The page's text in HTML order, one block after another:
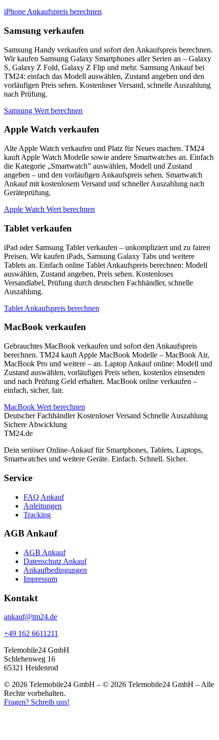
iPhone Ankaufspreis berechnen
Samsung verkaufen
Samsung Handy verkaufen und sofort den Ankaufspreis berechnen.
Wir kaufen Samsung Galaxy Smartphones aller Serien an – Galaxy
S, Galaxy Z Fold, Galaxy Z Flip und mehr. Samsung Ankauf bei
TM24: einfach das Modell auswählen, Zustand angeben und den
vorläufigen Preis sehen. Kostenloser Versand, schnelle Auszahlung
nach Prüfung.
Samsung Wert berechnen
Apple Watch verkaufen
Alte Apple Watch verkaufen und Platz für Neues machen. TM24
kauft Apple Watch Modelle sowie andere Smartwatches an. Einfach
die Kategorie „Smartwatch” auswählen, Modell und Zustand
angeben – und den vorläufigen Ankaufspreis sehen. Smartwatch
Ankauf mit kostenlosem Versand und schneller Auszahlung nach
Geräteprüfung.
Apple Watch Wert berechnen
Tablet verkaufen
iPad oder Samsung Tablet verkaufen – unkompliziert und zu fairen
Preisen. Wir kaufen iPads, Samsung Galaxy Tabs und weitere
Tablets an. Einfach online Tablet Ankaufspreis berechnen: Modell
auswählen, Zustand angeben, Preis sehen. Kostenloses
Versandlabel, Prüfung durch deutschen Fachhändler, schnelle
Auszahlung.
Tablet Ankaufspreis berechnen
MacBook verkaufen
Gebrauchtes MacBook verkaufen und sofort den Ankaufspreis
berechnen. TM24 kauft Apple MacBook Modelle – MacBook Air,
MacBook Pro und weitere – an. Laptop Ankauf online: Modell und
Zustand auswählen, vorläufigen Preis sehen, kostenlos einsenden
und nach Prüfung Geld erhalten. MacBook online verkaufen –
einfach, sicher, fair.
MacBook Wert berechnen
Deutscher Fachhändler Kostenloser Versand Schnelle Auszahlung
Sichere Abwicklung
TM24.de
Dein seriöser Online-Ankauf für Smartphones, Tablets, Laptops,
Smartwatches und weitere Geräte. Einfach. Schnell. Sicher.
Service
FAQ Ankauf
Anleitungen
Tracking
AGB Ankauf
AGB Ankauf
Datenschutz Ankauf
Ankaufbedingungen
Impressum
Kontakt
ankauf@tm24.de
+49 162 6611211
Telemobile24 GmbH
Schlehenweg 16
65321 Heidenrod
© 2026 Telemobile24 GmbH – © 2026 Telemobile24 GmbH – Alle
Rechte vorbehalten.
Fragen? Schreib uns!